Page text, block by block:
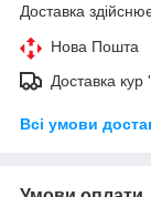
Доставка
Нова Пошта
Доставка кур
Всі умови